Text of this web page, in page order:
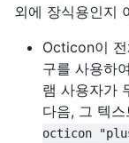
외에 장식용인지
Octicon이
구를 사용하
램 사용자가
다음, 그 텍스
octicon